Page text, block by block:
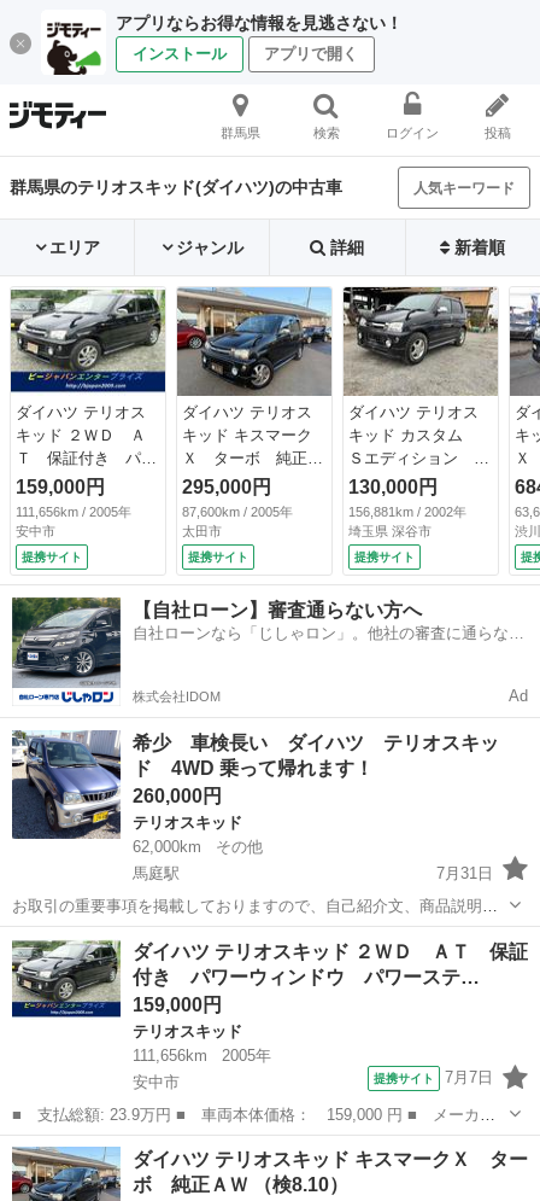
アプリならお得な情報を見逃さない！
インストール アプリで開く
群馬県 検索 ログイン 投稿
群馬県のテリオスキッド(ダイハツ)の中古車 人気キーワード
エリア ジャンル 詳細 新着順
ダイハツ テリオス
キッド ２ＷＤ Ａ
Ｔ 保証付き パワ
ーウィンドウ パワ
ーステアリング Ａ
ＢＳ フルフラッ
ト アルミ キーレ
スエントリー ナ
ビ 運転席助手席エ
アバック ＡＣ キ
スマークＸ キーレ
ス ＨＤＤナビ
（検10.7）
159,000円
111,656km / 2005年
安中市
提携サイト
ダイハツ テリオス
キッド キスマーク
Ｘ ターボ 純正Ａ
Ｗ （検8.10）
295,000円
87,600km / 2005年
太田市
提携サイト
ダイハツ テリオス
キッド カスタム
Ｓエディション ４
ＷＤ キーレスエン
トリー 電動格納ミ
ラー ＡＴ ＣＤ
ＭＤ アルミホイー
ル 衝突安全ボデ
ィ エアコン パワ
ーステアリング パ
ワーウィンドウ
130,000円
156,881km / 2002年
埼玉県 深谷市
提携サイト
ダ
キ
Ｘ
／
ル
（
渋
提
【自社ローン】審査通らない方へ
自社ローンなら「じしゃロン」。他社の審査に通らなか
株式会社IDOM Ad
希少 車検長い ダイハツ テリオスキッ
ド 4WD 乗って帰れます！
260,000円
テリオスキッド
62,000km
その他
馬庭駅
7月31日
お取引の重要事項を掲載しておりますので、自己紹介文、商品説明を
必ずお読みください。 現車確認をお願いいたします。 こちらの車両は
店頭での販売価格よりお安く出品しており、店頭での販売価格とは異
なりますので、店頭への直接のお問...
群馬 高崎市 馬庭駅 テリオスキッド
ダイハツ テリオスキッド ２ＷＤ ＡＴ 保証
付き パワーウィンドウ パワーステ…
159,000円
テリオスキッド
111,656km
2005年
安中市
提携サイト 7月7日
■ 支払総額: 23.9万円 ■ 車両本体価格： 159,000 円 ■ メーカー
名： ダイハツ ■ 車種名： テリオスキッド ■ グレード名： ２
ＷＤ ＡＴ 保証付き パワーウィンドウ パワーステアリング Ａ
ＢＳ フルフ...
群馬 安中市 テリオスキッド
ダイハツ テリオスキッド キスマークＸ ター
ボ 純正ＡＷ （検8.10）